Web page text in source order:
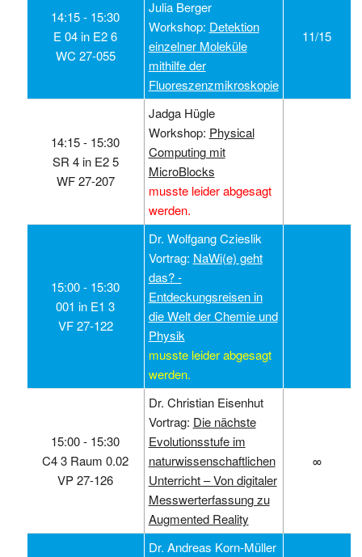
14:15 ‑ 15:30
E 04 in E2 6
WC 27-055
Julia Berger
Workshop: Detektion
einzelner Moleküle
mithilfe der
Fluoreszenzmikroskopie
11/15
14:15 ‑ 15:30
SR 4 in E2 5
WF 27-207
Jadga Hügle
Workshop: Physical
Computing mit
MicroBlocks
musste leider abgesagt
werden.
15:00 ‑ 15:30
001 in E1 3
VF 27-122
Dr. Wolfgang Czieslik
Vortrag: NaWi(e) geht
das? -
Entdeckungsreisen in
die Welt der Chemie und
Physik
musste leider abgesagt
werden.
15:00 ‑ 15:30
C4 3 Raum 0.02
VP 27-126
Dr. Christian Eisenhut
Vortrag: Die nächste
Evolutionsstufe im
naturwissenschaftlichen
Unterricht – Von digitaler
Messwerterfassung zu
Augmented Reality
∞
Dr. Andreas Korn-Müller